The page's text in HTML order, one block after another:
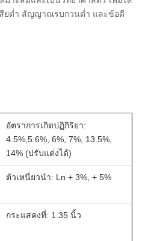
ยต่ำ สัญญาณรบกวนต่ำ และข้อดี
อัตราการเกิดปฏิกิริยา:
4.5%,5.6%, 6%, 7%, 13.5%,
14% (ปรับแต่งได้)
ตัวเหนี่ยวนำ: Ln + 3%, + 5%
กระแสคงที่: 1.35 นิ้ว